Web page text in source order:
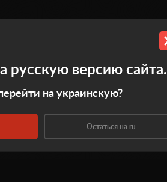
отзыв
русскую версию сайта.
на украинскую?
Остаться на ru